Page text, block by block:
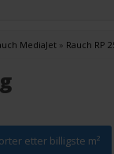
MediaJet » Rauch RP
etter billigste m²